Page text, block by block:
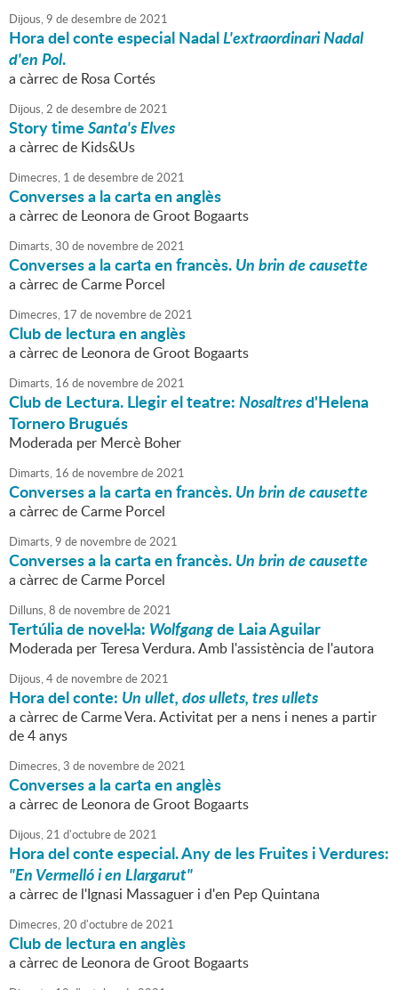
Dijous,9 dedesembrede2021
Hora del conte especial NadalL'extraordinari Nadal
d'en Pol.
a càrrec de Rosa Cortés
Dijous,2 dedesembrede2021
Story timeSanta's Elves
a càrrec de Kids&Us
Dimecres, 1 dedesembrede2021
Converses a la carta en anglès
a càrrec de Leonora de Groot Bogaarts
Dimarts,30 de novembrede2021
Converses a la carta en francès.Un brin de causette
a càrrec de Carme Porcel
Dimecres, 17 de novembrede2021
Club de lectura en anglès
a càrrec de Leonora de Groot Bogaarts
Dimarts, 16 de novembrede2021
Club de Lectura. Llegir el teatre:Nosaltresd'Helena
Tornero Brugués
Moderada per Mercè Boher
Dimarts, 16 de novembrede2021
Converses a la carta en francès.Un brin de causette
a càrrec de Carme Porcel
Dimarts,9 de novembrede2021
Converses a la carta en francès.Un brin de causette
a càrrec de Carme Porcel
Dilluns,8 de novembrede2021
Tertúlia de novel·la: Wolfgangde Laia Aguilar
Moderada per Teresa Verdura. Amb l'assistència de l'autora
Dijous,4de novembrede2021
Hora del conte: Un ullet, dos ullets, tres ullets
a càrrec de Carme Vera. Activitat per a nens i nenes a partir
de 4 anys
Dimecres,3 de novembrede2021
Converses a la carta en anglès
a càrrec de Leonora de Groot Bogaarts
Dijous,21 d'octubrede2021
Hora del conte especial. Any de les Fruites i Verdures:
"En Vermelló i en Llargarut"
a càrrec de l'Ignasi Massaguer i d'en Pep Quintana
Dimecres,20 d'octubrede2021
Club de lectura en anglès
a càrrec de Leonora de Groot Bogaarts